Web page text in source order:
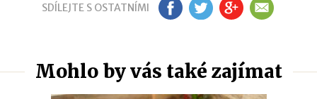
SDÍLEJTE S OSTATNÍMI FB TW G+ EM
Mohlo by vás také zajímat